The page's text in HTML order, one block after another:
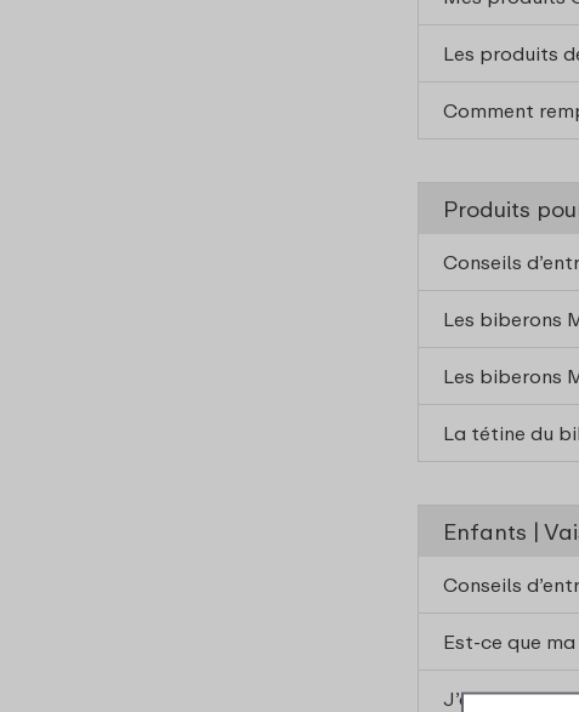
Les produits
Comment
Produits
Conseils
Les biberons
Les biberons
La tétine du
Enfants |
Conseils
Est-ce que
J’ai encore